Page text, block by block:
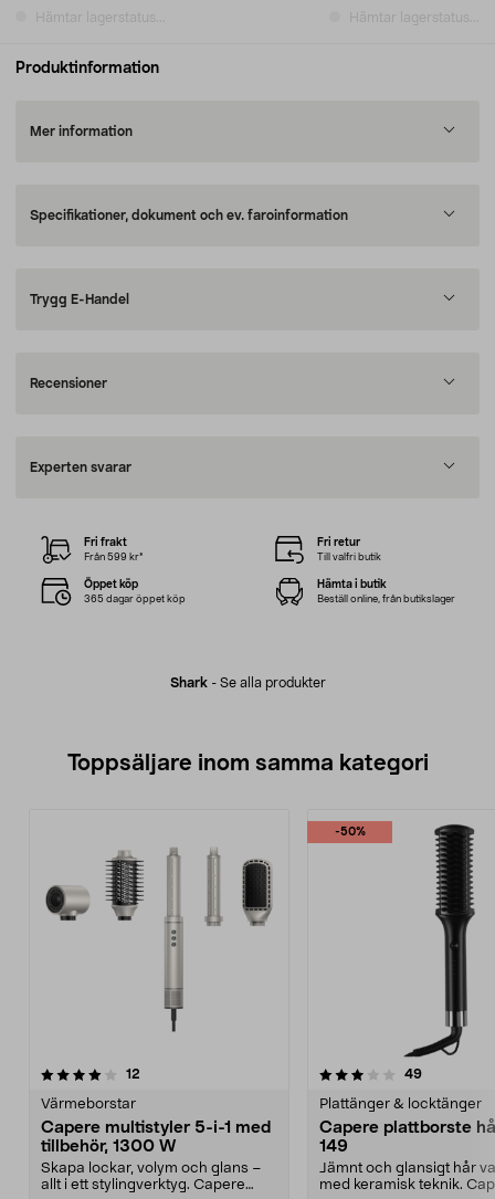
Hämtar lagerstatus... Hämtar lagerstatus...
Produktinformation
Mer information
Specifikationer, dokument och ev. faroinformation
Trygg E-Handel
Recensioner
Experten svarar
Shark- Se alla produkter
Fri frakt
Från 599 kr*
Fri retur
Till valfri butik
Öppet köp
365 dagar öppet köp
Hämta i butik
Beställ online, från butikslager
Toppsäljare inom samma kategori
12
Värmeborstar
Capere multistyler 5-i-1 med
tillbehör, 1300 W
Skapa lockar, volym och glans –
allt i ett stylingverktyg. Capere
-50%
3.5 av 5 stjärnor 49recensioner
Plattänger & locktänger
Capere plattborste
149
Jämnt och glansigt hår
med keramisk teknik.
0.0 av 5 stjärnor